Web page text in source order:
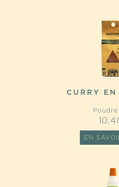
CURRY EN
Poudre
EN